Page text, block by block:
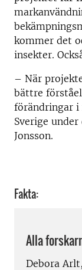
kommer det
insekter.
– När
bättre
förändringar i
Sverige
Jonsson.
Fakta:
Alla
Debora